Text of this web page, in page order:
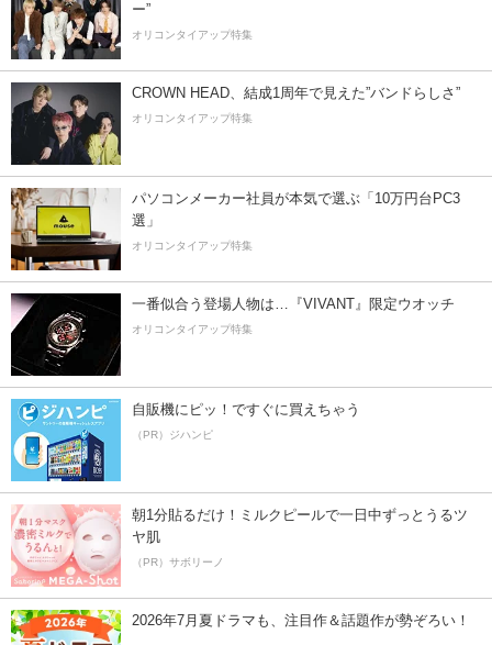
ー”
オリコンタイアップ特集
CROWN HEAD、結成1周年で見えた”バンドらしさ”
オリコンタイアップ特集
パソコンメーカー社員が本気で選ぶ「10万円台PC3
選」
オリコンタイアップ特集
一番似合う登場人物は…『VIVANT』限定ウオッチ
オリコンタイアップ特集
自販機にピッ！ですぐに買えちゃう
（PR）ジハンピ
朝1分貼るだけ！ミルクピールで一日中ずっとうるツ
ヤ肌
（PR）サボリーノ
2026年7月夏ドラマも、注目作＆話題作が勢ぞろい！